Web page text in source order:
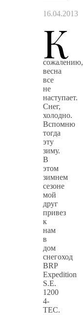
16.04.2013
К
сожалению,
весна
все
не
наступает.
Снег,
холодно.
Вспомню
тогда
эту
зиму.
В
этом
зимнем
сезоне
мой
друг
привез
к
нам
в
дом
снегоход
BRP
Expedition
S.E.
1200
4-
TEC.